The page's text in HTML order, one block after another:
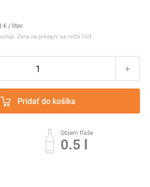
€ / liter
Cena na predajni sa môte líšiť.
+
Pridať do košíka
Objem fľaše
0.5 l